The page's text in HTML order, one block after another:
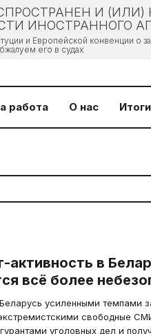
И
ИНОСТРАННОГО
и Европейской конвенции о
его в судах
работа О нас
активность в
всё более
усиленными темпами
свободные
уголовных дел и